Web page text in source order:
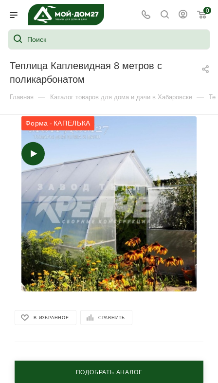
0
Теплица Каплевидная 8 метров с
поликарбонатом
Главная — Каталог товаров для дома и дачи в Хабаровске —
Форма - КАПЕЛЬКА
В ИЗБРАННОЕ СРАВНИТЬ
ПОДОБРАТЬ АНАЛОГ